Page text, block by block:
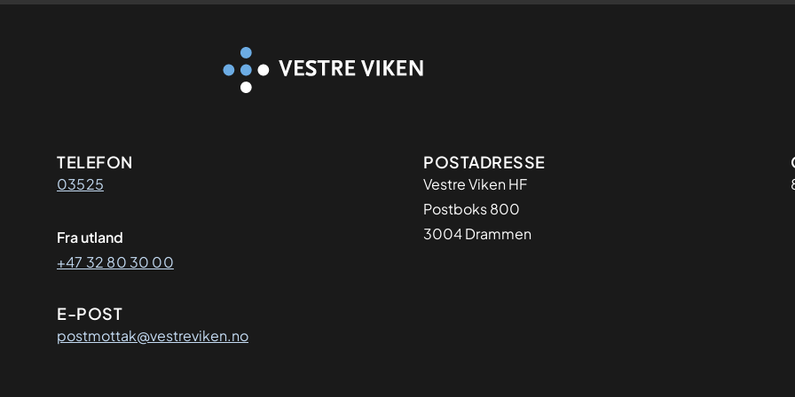
Kontaktinformasjon
TELEFON
03525
Fra utland
+47 32 80 30 00
E-POST
postmottak@vestreviken.no
Adresse
POSTADRESSE
Vestre Viken HF
Postboks 800
3004 Drammen